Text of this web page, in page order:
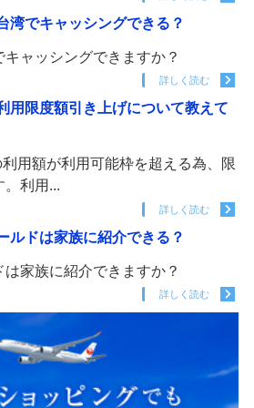
湾でキャッシングできる？
ャッシングできますか？
詳しく読む
用限度額引き上げについて教えて
用額が利用可能枠を超える為、限
。利用...
詳しく読む
ルドは家族に紹介できる？
家族に紹介できますか？
詳しく読む